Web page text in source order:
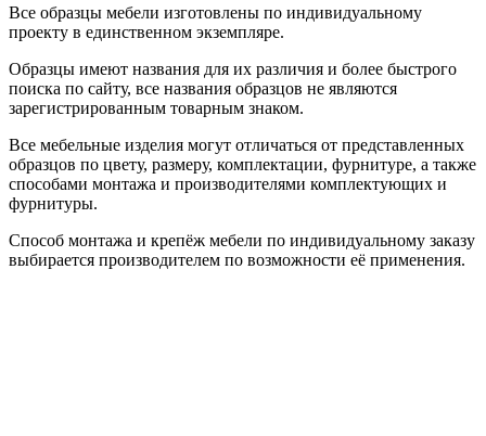
Все образцы мебели изготовлены по индивидуальному
проекту в единственном экземпляре.
Образцы имеют названия для их различия и более быстрого
поиска по сайту, все названия образцов не являются
зарегистрированным товарным знаком.
Все мебельные изделия могут отличаться от представленных
образцов по цвету, размеру, комплектации, фурнитуре, а также
способами монтажа и производителями комплектующих и
фурнитуры.
Способ монтажа и крепёж мебели по индивидуальному заказу
выбирается производителем по возможности её применения.